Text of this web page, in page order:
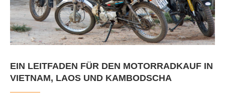
EIN LEITFADEN FÜR DEN MOTORRADKAUF IN
VIETNAM, LAOS UND KAMBODSCHA